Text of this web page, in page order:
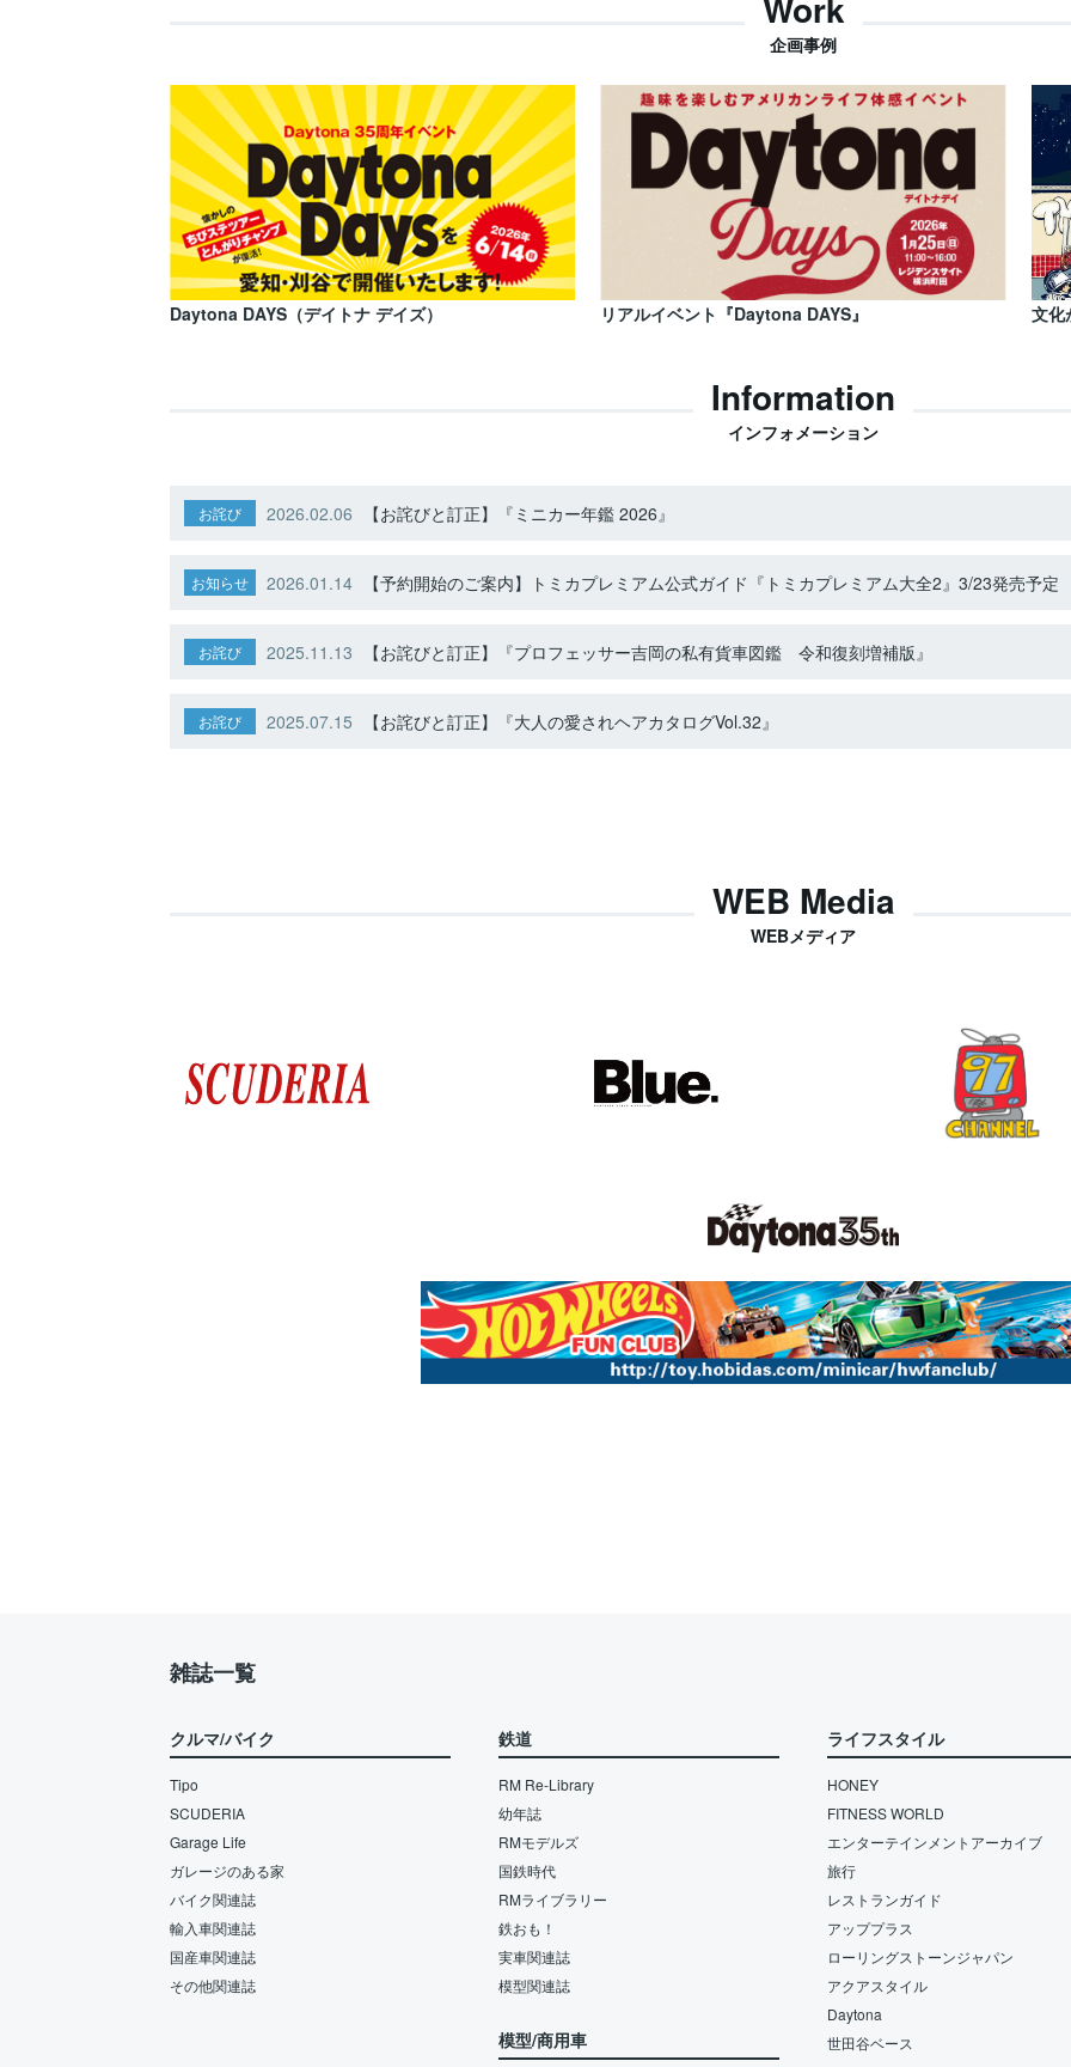
企画事例
Daytona DAYS（デイトナ デイズ） リアルイベント『Daytona DAYS』 文化
Information
インフォメーション
お詫び 2026.02.06 【お詫びと訂正】『ミニカー年鑑 2026』
お知らせ 2026.01.14 【予約開始のご案内】トミカプレミアム公式ガイド『トミカプレミアム大全2』3/23発売予定
お詫び 2025.11.13 【お詫びと訂正】『プロフェッサー吉岡の私有貨車図鑑 令和復刻増補版』
お詫び 2025.07.15 【お詫びと訂正】『大人の愛されヘアカタログVol.32』
WEB Media
WEBメディア
雑誌一覧
クルマ/バイク
Tipo
SCUDERIA
Garage Life
ガレージのある家
バイク関連誌
輸入車関連誌
国産車関連誌
その他関連誌
鉄道
RM Re-Library
幼年誌
RMモデルズ
国鉄時代
RMライブラリー
鉄おも！
実車関連誌
模型関連誌
模型/商用車
ライフスタイル
HONEY
FITNESS WORLD
エンターテインメントアーカイブ
旅行
レストランガイド
アッププラス
ローリングストーンジャパン
アクアスタイル
Daytona
世田谷ベース